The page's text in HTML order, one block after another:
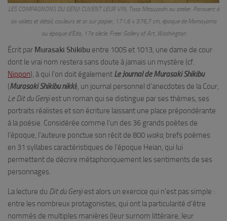
LES COMPAGNONS DU GENJI CUVENT LEUR VIN, Tosa Mitsuyoshi ou atelier. Paravent à
six volets et détail, couleurs et or sur papier, 171,6 x 376,7 cm, époque de Momoyama
ou époque d’Edo, 17e siècle. Freer Gallery of Art, Washington
Écrit par Murasaki Shikibu entre 1005 et 1013, une dame de cour
dont le vrai nom restera sans doute à jamais un mystère (cf.
Nippon), à qui l’on doit également Le Journal de Murasaki Shikibu
(Murasaki Shikibu nikki), un journal personnel d’anecdotes de la Cour,
Le Dit du Genjiest un roman qui se distingue par ses thèmes, ses
portraits réalistes et son écriture laissant une place prépondérante
à la poésie. Considérée comme l’un des 36 grands poètes de
l’époque, l’auteure ponctue son récit de 800 waka, brefs poèmes
en 31 syllabes caractéristiques de l’époque Heian, qui lui
permettent de décrire métaphoriquement les sentiments de ses
personnages.
La lecture du Dit du Genjiest alors un exercice qui n’est pas simple :
entre les nombreux protagonistes, qui ont la particularité d’être
nommés de multiples manières (leur surnom littéraire, leur